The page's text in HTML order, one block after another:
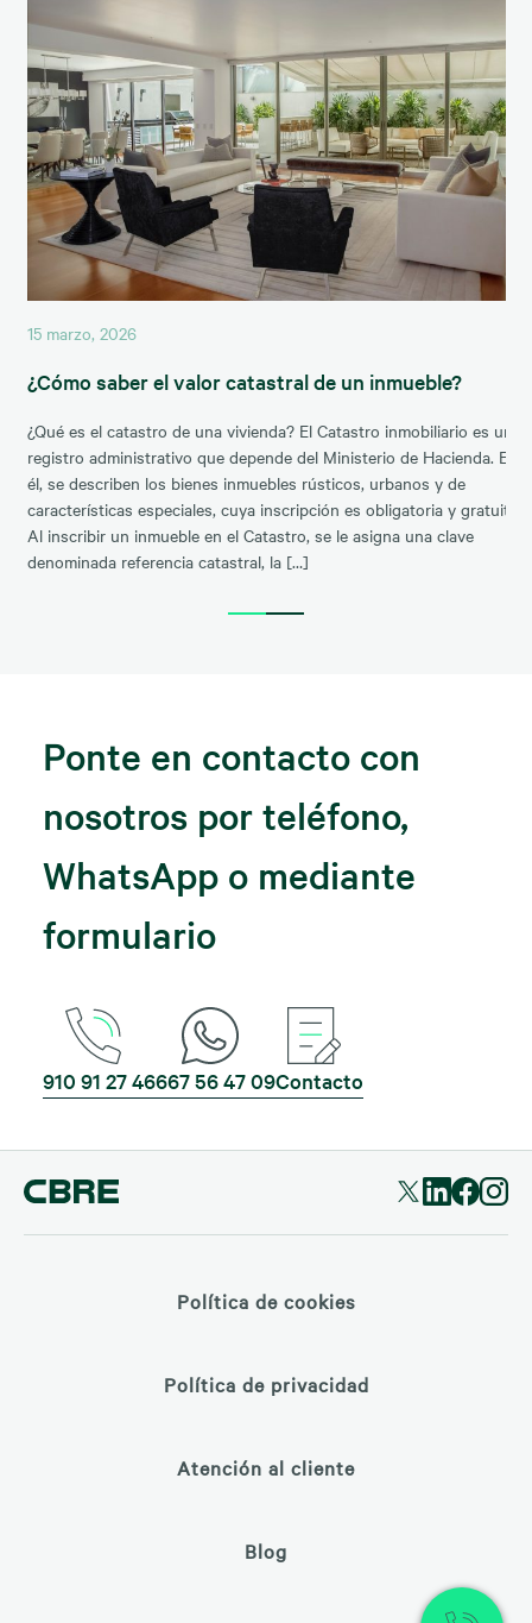
15 marzo, 2026
¿Cómo saber el valor catastral de un inmueble?
¿Qué es el catastro de una vivienda? El Catastro inmobiliario es un
registro administrativo que depende del Ministerio de Hacienda. En
él, se describen los bienes inmuebles rústicos, urbanos y de
características especiales, cuya inscripción es obligatoria y gratuita.
Al inscribir un inmueble en el Catastro, se le asigna una clave
denominada referencia catastral, la […]
Ponte en contacto con
nosotros por teléfono,
WhatsApp o mediante
formulario
910 91 27 46667 56 47 09Contacto
Política de cookies
Política de privacidad
Atención al cliente
Blog